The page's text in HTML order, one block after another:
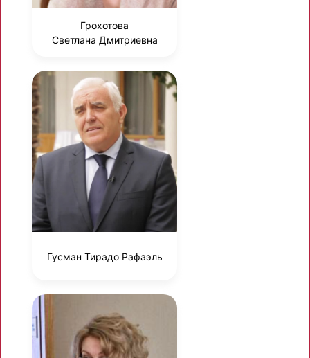
Грохотова
Светлана Дмитриевна
Гусман Тирадо Рафаэль